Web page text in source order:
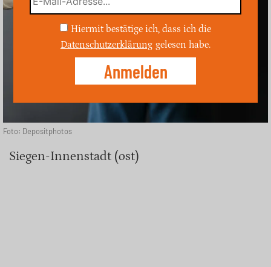
Foto: Depositphotos
Siegen-Innenstadt (ost)
Hiermit bestätige ich, dass ich die
Datenschutzerklärung gelesen habe.